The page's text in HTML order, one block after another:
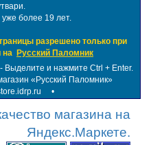
более 19 лет.
разрешено только при
на Русский Паломник
и нажмите Ctrl + Enter.
«Русский Паломник»
•